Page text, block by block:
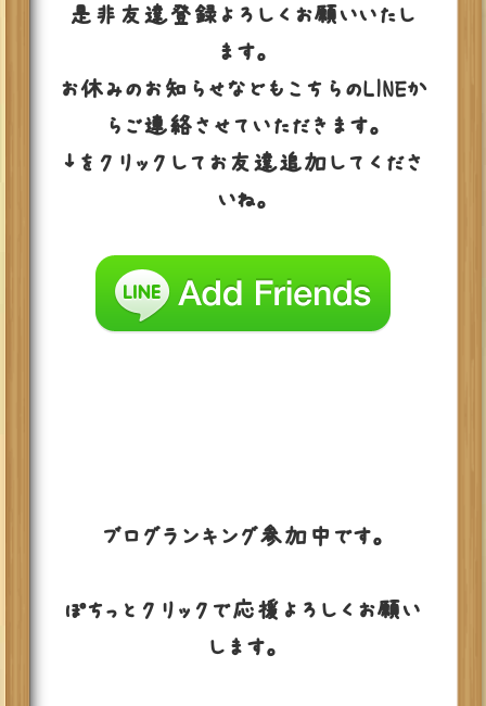
是非友達登録よろしくお願いいたし
ます。
お休みのお知らせなどもこちらのLINEか
らご連絡させていただきます。
↓をクリックしてお友達追加してくださ
いね。
ブログランキング参加中です。
ぽちっとクリックで応援よろしくお願い
します。